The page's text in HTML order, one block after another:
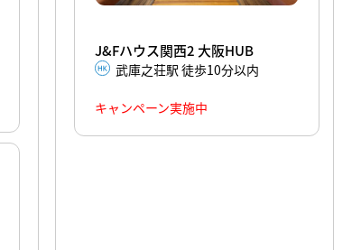
J&Fハウス関西2 大阪HUB
武庫之荘駅 徒歩10分以内
キャンペーン実施中